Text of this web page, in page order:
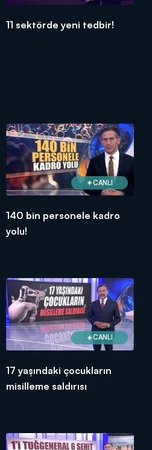
11 sektörde yeni tedbir!
CANLI
140 bin personele kadro
yolu!
CANLI
17 yaşındaki çocukların
misilleme saldırısı